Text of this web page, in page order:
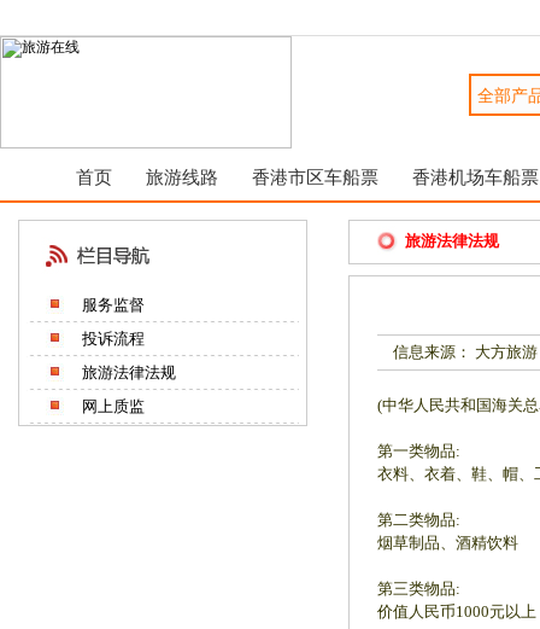
首页 旅游线路 香港市区车船票 香港机场车船票
服务监督
投诉流程
旅游法律法规
网上质监
旅游法律法规
信息来源： 大方旅游
(中华人民共和国海关
第一类物品:
衣料、衣着、鞋、帽、
第二类物品:
烟草制品、酒精饮料
第三类物品:
价值人民币1000元以